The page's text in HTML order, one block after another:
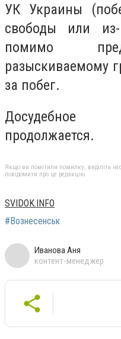
УК Украины
свободы или
помимо
разыскиваемому
за побег.
Досудебное
продолжается.
Якщо ви помітили помилку, виділіть
повідомити про це редакцію
SVIDOK.INFO
#Вознесенськ
Иванова Аня
контент-менеджер